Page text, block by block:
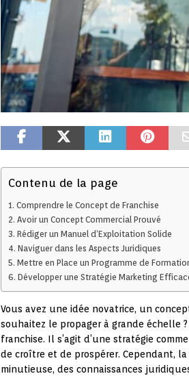
Contenu de la page
Comprendre le Concept de Franchise
Avoir un Concept Commercial Prouvé
Rédiger un Manuel d’Exploitation Solide
Naviguer dans les Aspects Juridiques
Mettre en Place un Programme de
Développer une Stratégie Marketing
Vous avez une idée novatrice, un
souhaitez le propager à grande échelle
franchise. Il s’agit d’une stratégie
de croître et de prospérer. Cependant,
minutieuse, des connaissances